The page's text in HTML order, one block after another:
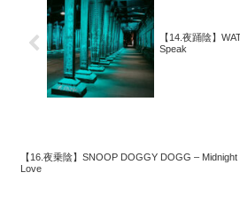
【14.夜踊陰】
Speak
【16.夜乗陰】SNOOP DOGGY DOGG – Midnight
Love